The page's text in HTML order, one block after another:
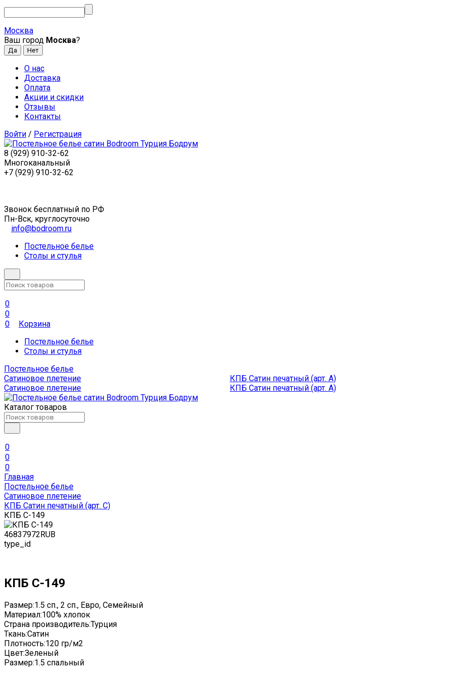
Москва
Ваш город Москва?
О нас
Доставка
Оплата
Акции и скидки
Отзывы
Контакты
Войти / Регистрация
8 (929) 910-32-62
Многоканальный
+7 (929) 910-32-62
Звонок бесплатный по РФ
Пн-Вск, круглосуточно
info@bodroom.ru
Постельное белье
Столы и стулья
0
0
0
Корзина
Постельное белье
Столы и стулья
Постельное белье
Сатиновое плетение
КПБ Сатин печатный (арт. A)
Сатиновое плетение
КПБ Сатин печатный (арт. A)
Каталог товаров
0
0
0
Главная
Постельное белье
Сатиновое плетение
КПБ Сатин печатный (арт. С)
КПБ С-149
46837972RUB
type_id
КПБ С-149
Размер:1.5 сп., 2 сп., Евро, Семейный
Материал:100% хлопок
Страна производитель:Турция
Ткань:Сатин
Плотность:120 гр/м2
Цвет:Зеленый
Размер:1.5 спальный